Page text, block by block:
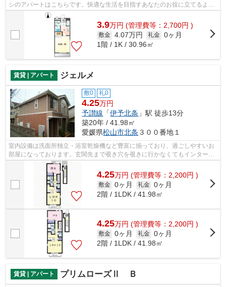
シのアパートはこちらです。快適な生活を目指すあなたのお役に立てるよう
に。種類をたくさんご用意してお待ち...
3.9万円 (管理費等：2,700円 )
敷金 4.07万円 礼金 0ヶ月
1階 / 1K / 30.96㎡
賃貸 | アパート ジェルメ
敷0 礼0
4.25万円
予讃線 「伊予北条 」駅 徒歩13分
築20年 / 41.98㎡
愛媛県松山市北条 ３００番地１
室内設備は洗面所独立・浴室乾燥機など豊富に揃っており、過ごしやすいお
部屋になっております。玄関先まで覗き穴を覗きに行かなくてもインターホ
ン越しに誰が来たのかを確認できるの...
4.25万円 (管理費等：2,200円 )
敷金 0ヶ月 礼金 0ヶ月
2階 / 1LDK / 41.98㎡
4.25万円 (管理費等：2,200円 )
敷金 0ヶ月 礼金 0ヶ月
2階 / 1LDK / 41.98㎡
賃貸 | アパート プリムローズⅡ Ｂ